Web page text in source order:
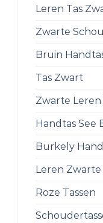
Leren Tas
Zwarte
Bruin
Tas Zwart
Zwarte Leren
Handtas See
Burkely
Leren Zwarte
Roze Tassen